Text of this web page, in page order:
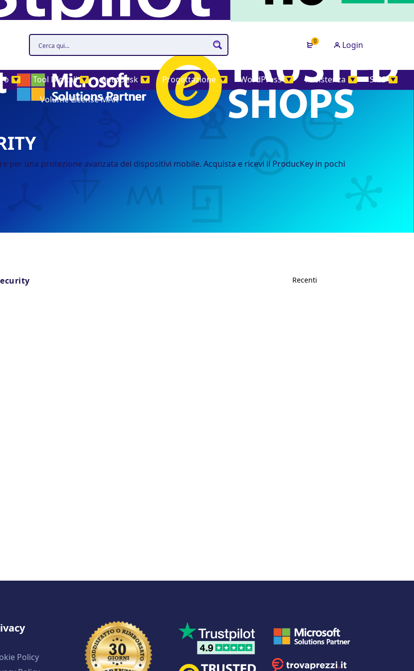
0 Login
▼ Tool Digitali ▼ AutoDesk ▼ Progettazione ▼ WordPress ▼ Assistenza ▼ SMS ▼
Volume License MAK
per una protezione avanzata dei dispositivi mobile. Acquista e ricevi il ProducKey in pochi
Policy